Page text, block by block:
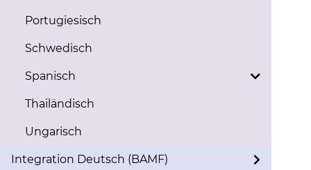
Portugiesisch
Schwedisch
Spanisch
Thailändisch
Ungarisch
Integration Deutsch (BAMF)